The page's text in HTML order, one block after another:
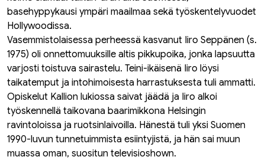
basehyppykausi ympäri maailmaa sekä työskentelyvuodet
Hollywoodissa.
Vasemmistolaisessa perheessä kasvanut Iiro Seppänen (s.
1975) oli onnettomuuksille altis pikkupoika, jonka lapsuutta
varjosti toistuva sairastelu. Teini-ikäisenä Iiro löysi
taikatemput ja intohimoisesta harrastuksesta tuli ammatti.
Opiskelut Kallion lukiossa saivat jäädä ja Iiro alkoi
työskennellä taikovana baarimikkona Helsingin
ravintoloissa ja ruotsinlaivoilla. Hänestä tuli yksi Suomen
1990-luvun tunnetuimmista esiintyjistä, ja hän sai muun
muassa oman, suositun televisioshown.